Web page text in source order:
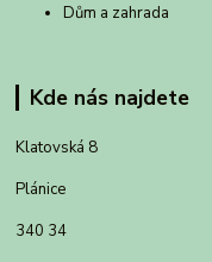
Dům a zahrada
Kde nás najdete
Klatovská 8
Plánice
340 34